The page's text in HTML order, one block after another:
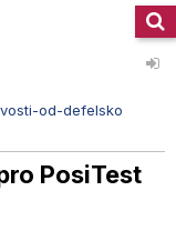
od-defelsko
PosiTest